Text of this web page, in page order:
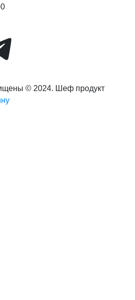
© 2024. Шеф продукт